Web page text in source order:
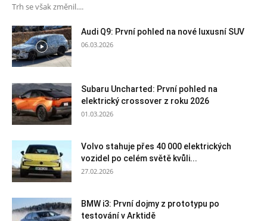
Trh se však změnil....
Audi Q9: První pohled na nové luxusní SUV
06.03.2026
Subaru Uncharted: První pohled na
elektrický crossover z roku 2026
01.03.2026
Volvo stahuje přes 40 000 elektrických
vozidel po celém světě kvůli...
27.02.2026
BMW i3: První dojmy z prototypu po
testování v Arktidě